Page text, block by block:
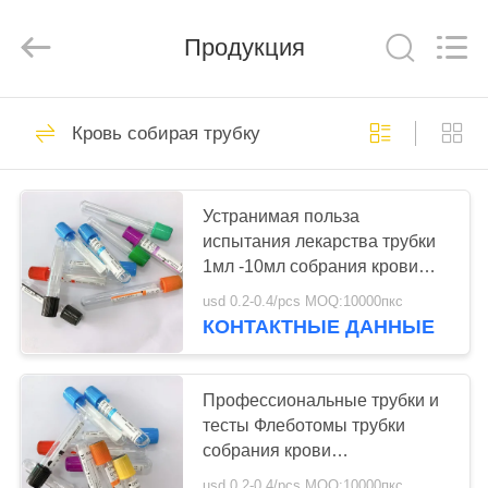
ДОМ
ПРОДУКТЫ
НАС
ПУТЕШЕСТВИЕ
ФАБРИКИ
ПРОВЕРКА
Co.,
Reserved.
Кровь собирая
трубку
Трубка собрания
крови вакуума
52
Продукция
Кровь собирая трубку
Устранимая польза
испытания лекарства трубки
1мл -10мл собрания крови
вакуума
usd 0.2-0.4/pcs MOQ:10000пкс
КОНТАКТНЫЕ ДАННЫЕ
Профессиональные трубки и
тесты Флеботомы трубки
собрания крови
ЭТИЛЕНДИАМИНТЕТРАЦЕТАТА